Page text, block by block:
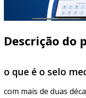
Descrição do
o que é o selo
com mais de duas